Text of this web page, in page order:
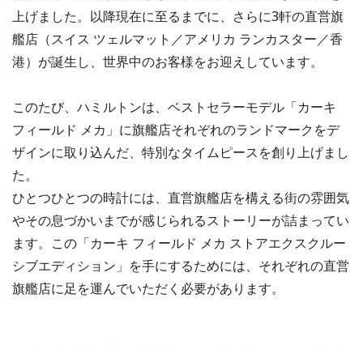
上げました。以降現在に至るまでに、さらに3軒の直営旗
艦店（スイス ツェルマット／アメリカ ランカスター／香
港）が誕生し、世界中のお客様をお迎えしています。
このたび、ハミルトンは、ベストセラーモデル「カーキ
フィールド メカ」に旗艦店それぞれのランドマークをデ
ザインに取り込んだ、特別なタイムピースを創り上げまし
た。
ひとつひとつの時計には、直営旗艦店を構える街の雰囲気
やその息づかいまでが感じられるストーリーが詰まってい
ます。この「カーキ フィールド メカ ストアエクスクルー
シブエディション」を手にするためには、それぞれの直営
旗艦店に足を運んでいただく必要があります。